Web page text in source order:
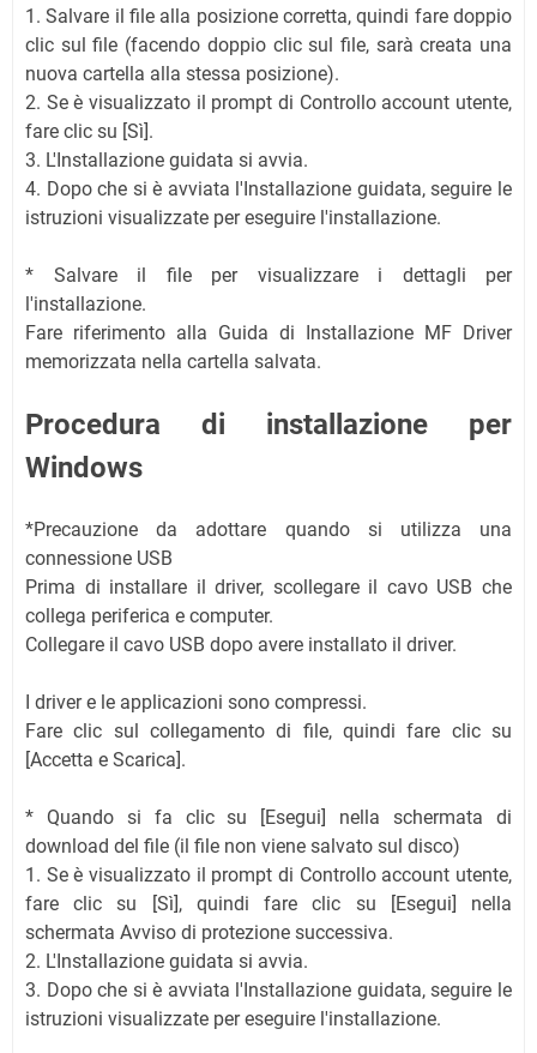
1. Salvare il file alla posizione corretta, quindi fare doppio
clic sul file (facendo doppio clic sul file, sarà creata una
nuova cartella alla stessa posizione).
2. Se è visualizzato il prompt di Controllo account utente,
fare clic su [Sì].
3. L'Installazione guidata si avvia.
4. Dopo che si è avviata l'Installazione guidata, seguire le
istruzioni visualizzate per eseguire l'installazione.
* Salvare il file per visualizzare i dettagli per
l'installazione.
Fare riferimento alla Guida di Installazione MF Driver
memorizzata nella cartella salvata.
Procedura di installazione per
Windows
*Precauzione da adottare quando si utilizza una
connessione USB
Prima di installare il driver, scollegare il cavo USB che
collega periferica e computer.
Collegare il cavo USB dopo avere installato il driver.
I driver e le applicazioni sono compressi.
Fare clic sul collegamento di file, quindi fare clic su
[Accetta e Scarica].
* Quando si fa clic su [Esegui] nella schermata di
download del file (il file non viene salvato sul disco)
1. Se è visualizzato il prompt di Controllo account utente,
fare clic su [Sì], quindi fare clic su [Esegui] nella
schermata Avviso di protezione successiva.
2. L'Installazione guidata si avvia.
3. Dopo che si è avviata l'Installazione guidata, seguire le
istruzioni visualizzate per eseguire l'installazione.